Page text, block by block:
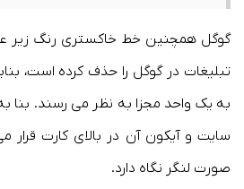
گوگل همچنین خط خاکستری رنگ زیر
تبلیغات در گوگل را حذف کرده است،
به یک واحد مجزا به نظر می رسند. بنا
سایت و آیکون آن در بالای کارت قرار
صورت لنگر نگاه دارد.